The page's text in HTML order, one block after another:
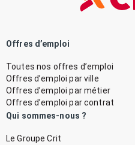
Offres d’emploi
Toutes nos offres d’emploi
Offres d’emploi par ville
Offres d’emploi par métier
Offres d’emploi par contrat
Qui sommes-nous ?
Le Groupe Crit